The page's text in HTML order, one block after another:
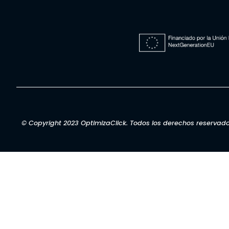
© Copyright 2023 OptimizaClick. Todos los derechos